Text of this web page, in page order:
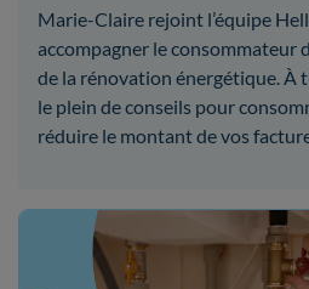
Marie-Claire rejoint l’équipe
accompagner le consommateur
de la rénovation énergétique. À
le plein de conseils pour
réduire le montant de vos